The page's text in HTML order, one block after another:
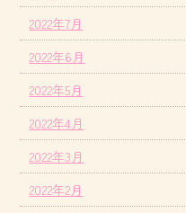
2022年7月
2022年6月
2022年5月
2022年4月
2022年3月
2022年2月